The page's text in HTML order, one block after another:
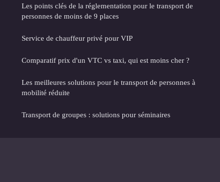
Les points clés de la réglementation pour le transport de
personnes de moins de 9 places
Service de chauffeur privé pour VIP
Comparatif prix d'un VTC vs taxi, qui est moins cher ?
Les meilleures solutions pour le transport de personnes à
mobilité réduite
Transport de groupes : solutions pour séminaires